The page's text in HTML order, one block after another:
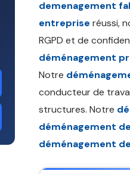
demenagement
entreprise réussi,
RGPD et de
déménagement
Notre
conducteur de
structures. Notre
déménagement
déménagement